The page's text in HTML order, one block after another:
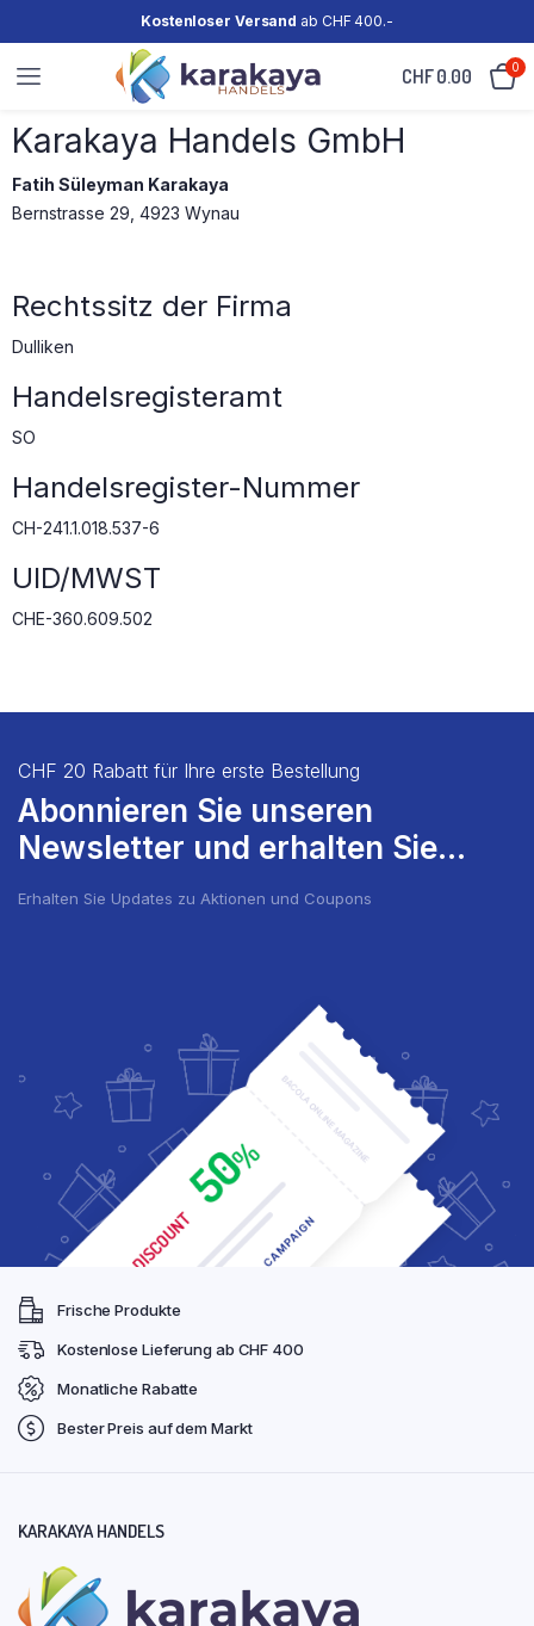
Kostenloser Versand ab CHF 400.-
CHF0.00 0
Karakaya Handels GmbH
Fatih Süleyman Karakaya
Bernstrasse 29, 4923 Wynau
Rechtssitz der Firma
Dulliken
Handelsregisteramt
SO
Handelsregister-Nummer
CH-241.1.018.537-6
UID/MWST
CHE-360.609.502
CHF 20 Rabatt für Ihre erste Bestellung
Abonnieren Sie unseren
Newsletter und erhalten Sie...
Erhalten Sie Updates zu Aktionen und Coupons
Frische Produkte
Kostenlose Lieferung ab CHF 400
Monatliche Rabatte
Bester Preis auf dem Markt
KARAKAYA HANDELS